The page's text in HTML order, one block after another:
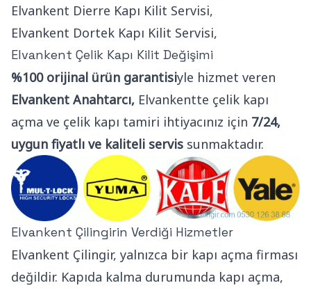
Elvankent Dierre Kapı Kilit Servisi,
Elvankent Dortek Kapı Kilit Servisi,
Elvankent Çelik Kapı Kilit Değişimi
%100 orijinal ürün garantisiyle hizmet veren
Elvankent Anahtarcı, Elvankentte çelik kapı
açma ve çelik kapı tamiri ihtiyacınız için 7/24,
uygun fiyatlı ve kaliteli servis sunmaktadır.
Elvankent Çilingirin Verdiği Hizmetler
Elvankent Çilingir, yalnızca bir kapı açma firması
değildir. Kapıda kalma durumunda kapı açma,